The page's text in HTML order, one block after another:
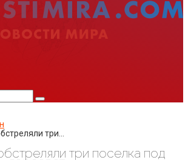
три…
три поселка под